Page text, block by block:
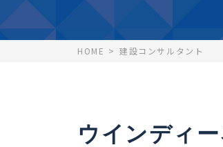
HOME 建設コンサルタント
ウインディ